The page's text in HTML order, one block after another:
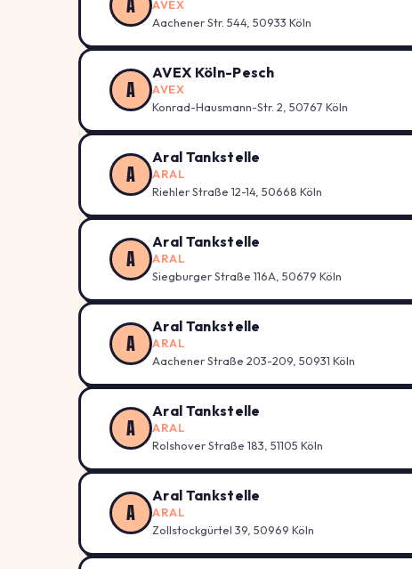
AVEX
Aachener Str. 544, 50933 Köln
A
AVEX Köln-Pesch
AVEX
Konrad-Hausmann-Str. 2, 50767 Köln
A
Aral Tankstelle
ARAL
Riehler Straße 12-14, 50668 Köln
A
Aral Tankstelle
ARAL
Siegburger Straße 116A, 50679 Köln
A
Aral Tankstelle
ARAL
Aachener Straße 203-209, 50931 Köln
A
Aral Tankstelle
ARAL
Rolshover Straße 183, 51105 Köln
A
Aral Tankstelle
ARAL
Zollstockgürtel 39, 50969 Köln